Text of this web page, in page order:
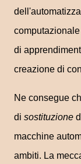
di
creazione di
Ne consegue
di sostituzione
macchine
ambiti. La